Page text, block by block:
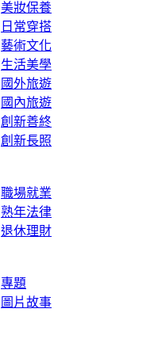
美妝保養
日常穿搭
藝術文化
生活美學
國外旅遊
國內旅遊
創新善終
創新長照
職場就業
熟年法律
退休理財
專題
圖片故事